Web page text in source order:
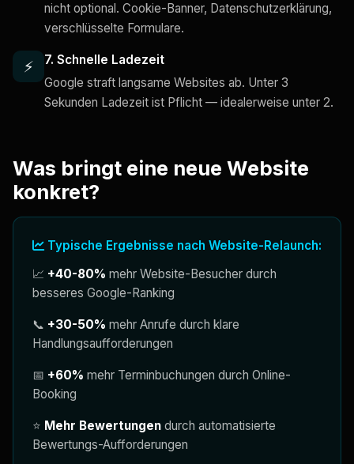
nicht optional. Cookie-Banner, Datenschutzerklärung,
verschlüsselte Formulare.
⚡
7. Schnelle Ladezeit
Google straft langsame Websites ab. Unter 3
Sekunden Ladezeit ist Pflicht — idealerweise unter 2.
Was bringt eine neue Website
konkret?
Typische Ergebnisse nach Website-Relaunch:
📈 +40-80% mehr Website-Besucher durch
besseres Google-Ranking
📞 +30-50% mehr Anrufe durch klare
Handlungsaufforderungen
📅 +60% mehr Terminbuchungen durch Online-
Booking
⭐ Mehr Bewertungen durch automatisierte
Bewertungs-Aufforderungen